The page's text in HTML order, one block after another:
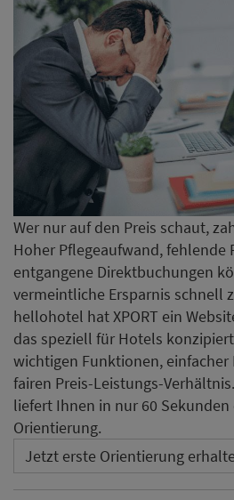
Wer nur auf den Preis schaut,
Hoher Pflegeaufwand, fehlende
entgangene Direktbuchungen
vermeintliche Ersparnis schnell
hellohotel hat XPORT ein
das speziell für Hotels
wichtigen Funktionen, einfacher
fairen Preis-Leistungs-
liefert Ihnen in nur 60 Sekunden
Orientierung.
Jetzt erste Orientierung